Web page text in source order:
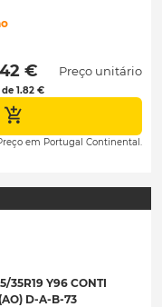
€
1.82 €
Preço unitário
em Portugal Continental.
35R19 Y96 CONTI
D-A-B-73